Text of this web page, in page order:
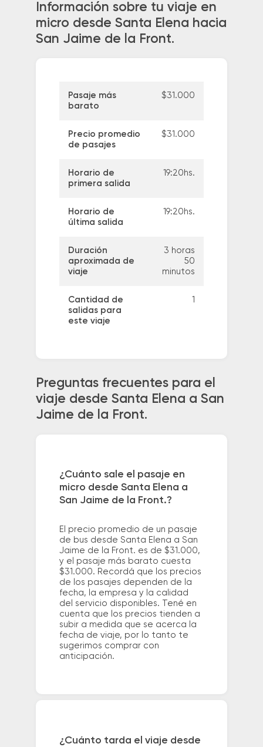
Información sobre tu viaje en
micro desde Santa Elena hacia
San Jaime de la Front.
Pasaje más
barato
$31.000
Precio promedio
de pasajes
$31.000
Horario de
primera salida
19:20hs.
Horario de
última salida
19:20hs.
Duración
aproximada de
viaje
3 horas
50
minutos
Cantidad de
salidas para
este viaje
1
Preguntas frecuentes para el
viaje desde Santa Elena a San
Jaime de la Front.
¿Cuánto sale el pasaje en
micro desde Santa Elena a
San Jaime de la Front.?
El precio promedio de un pasaje
de bus desde Santa Elena a San
Jaime de la Front. es de $31.000,
y el pasaje más barato cuesta
$31.000. Recordá que los precios
de los pasajes dependen de la
fecha, la empresa y la calidad
del servicio disponibles. Tené en
cuenta que los precios tienden a
subir a medida que se acerca la
fecha de viaje, por lo tanto te
sugerimos comprar con
anticipación.
¿Cuánto tarda el viaje desde